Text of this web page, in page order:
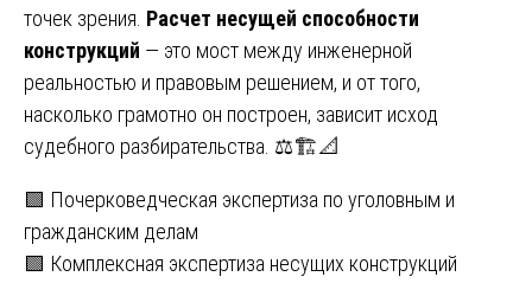
точек зрения. Расчет несущей способности
конструкций — это мост между инженерной
реальностью и правовым решением, и от того,
насколько грамотно он построен, зависит исход
судебного разбирательства. ⚖️🏗️📐
Навигация
по
🟩 Почерковедческая экспертиза по уголовным и
гражданским делам
🟩 Комплексная экспертиза несущих конструкций